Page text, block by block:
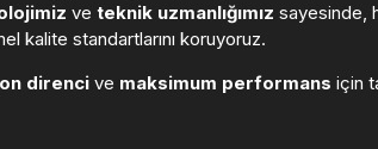
ve teknik uzmanlığımız sayesinde,
kalite standartlarını koruyoruz.
direnci ve maksimum performans için